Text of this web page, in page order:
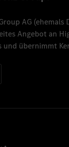
AG (ehemals
Angebot an
und übernimmt